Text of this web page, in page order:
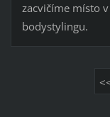
zacvičíme místo
bodystylingu.